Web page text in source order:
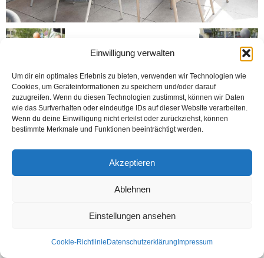
Einwilligung verwalten
Um dir ein optimales Erlebnis zu bieten, verwenden wir Technologien wie
Cookies, um Geräteinformationen zu speichern und/oder darauf
zuzugreifen. Wenn du diesen Technologien zustimmst, können wir Daten
wie das Surfverhalten oder eindeutige IDs auf dieser Website verarbeiten.
Wenn du deine Einwilligung nicht erteilst oder zurückziehst, können
bestimmte Merkmale und Funktionen beeinträchtigt werden.
Akzeptieren
Ablehnen
Einstellungen ansehen
Cookie-Richtlinie Datenschutzerklärung Impressum
Kontakt Datenschutzerklärung
Impressum
© Öztürk Gazetesi 1986 – 2026